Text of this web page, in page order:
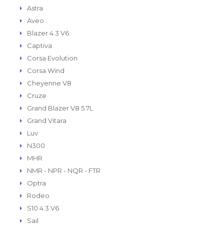
Astra
Aveo
Blazer 4.3 V6
Captiva
Corsa Evolution
Corsa Wind
Cheyenne V8
Cruze
Grand Blazer V8 5.7L
Grand Vitara
Luv
N300
MHR
NMR - NPR - NQR - FTR
Optra
Rodeo
S10 4.3 V6
Sail